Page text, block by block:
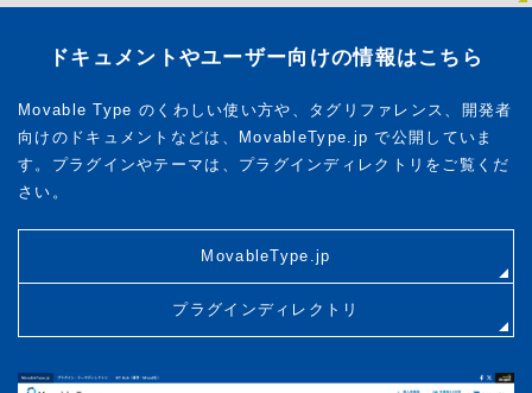
ドキュメントやユーザー向けの情報はこちら
Movable Type のくわしい使い方や、タグリファレンス、開発者
向けのドキュメントなどは、MovableType.jp で公開していま
す。プラグインやテーマは、プラグインディレクトリをご覧くだ
さい。
MovableType.jp
プラグインディレクトリ